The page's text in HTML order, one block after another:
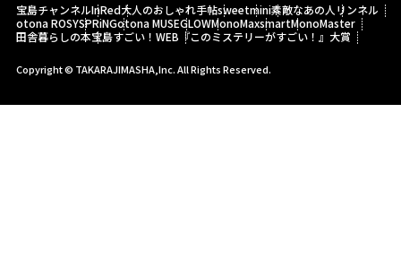
宝島チャンネルInRed大人のおしゃれ手帖sweetmini素敵なあの人 リンネル
otona ROSYSPRiNGotona MUSEGLOWMonoMaxsmartMonoMaster
田舎暮らしの本宝島すごい！WEB 『このミステリーがすごい！』大賞
Copyright © TAKARAJIMASHA,Inc. All Rights Reserved.